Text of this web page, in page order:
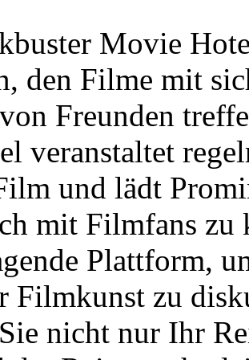
Movie
den Filme mit
Freunden
veranstaltet
und lädt
mit Filmfans zu
Plattform,
Filmkunst zu
nicht nur Ihr